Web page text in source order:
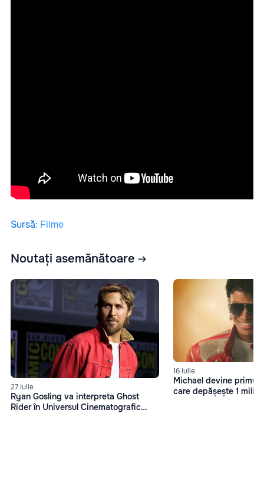
Sursă: Filme
Noutați asemănătoare
27 Iulie
Ryan Gosling va interpreta Ghost
Rider în Universul Cinematografic
16 Iulie
Michael devine primul
care depășește 1